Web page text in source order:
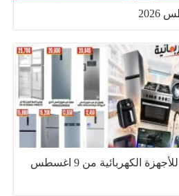
عروض المحلاوى ستورز للأجهزة الكهربائية من 9 اغسطس